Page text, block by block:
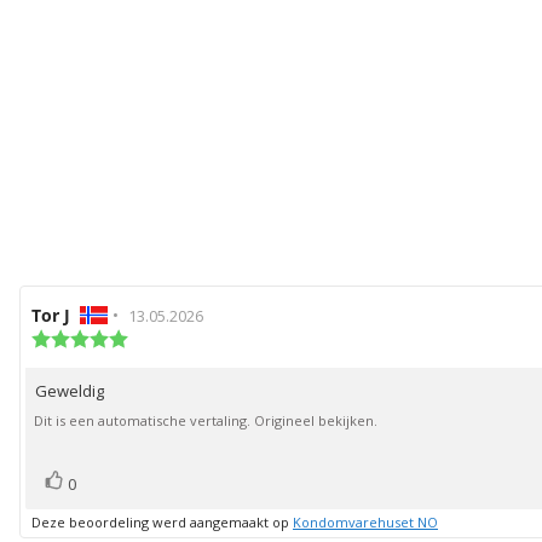
Auteur
van
beoordeling:
Tor J • Beoordelingsdatum:
13.05.2026
sterren
Beoordelingstekst:
Geweldig
Dit is een automatische vertaling. Origineel bekijken.
Stem
omhoog
0
Deze beoordeling werd aangemaakt op Kondomvarehuset NO